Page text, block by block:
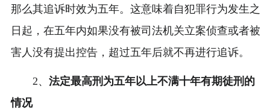
那么其追诉时效为五年。这意味着自犯罪行为发生之
日起，在五年内如果没有被司法机关立案侦查或者被
害人没有提出控告，超过五年后就不再进行追诉。
2、 法定最高刑为五年以上不满十年有期徒刑的
情况